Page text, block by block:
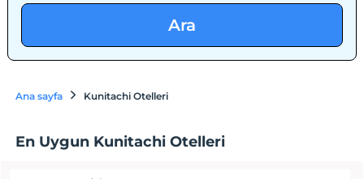
Ara
Ana sayfa Kunitachi Otelleri
En Uygun Kunitachi Otelleri